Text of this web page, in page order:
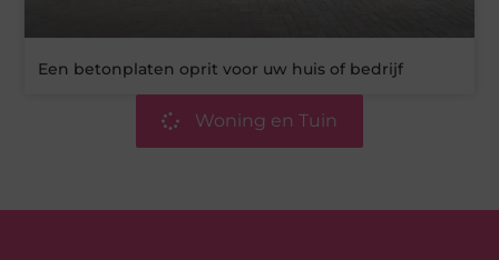
Een betonplaten oprit voor uw huis of bedrijf
Woning en Tuin